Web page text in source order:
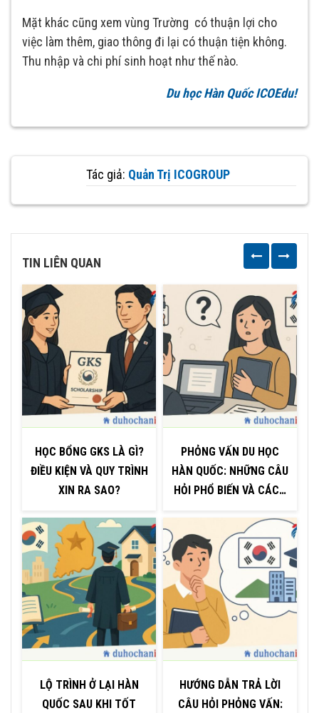
Mặt khác cũng xem vùng Trường có thuận lợi cho
việc làm thêm, giao thông đi lại có thuận tiện không.
Thu nhập và chi phí sinh hoạt như thế nào.
Du học Hàn Quốc ICOEdu!
Tác giả: Quản Trị ICOGROUP
TIN LIÊN QUAN
HỌC BỔNG GKS LÀ GÌ?
ĐIỀU KIỆN VÀ QUY TRÌNH
XIN RA SAO?
LỘ TRÌNH Ở LẠI HÀN
QUỐC SAU KHI TỐT
PHỎNG VẤN DU HỌC
HÀN QUỐC: NHỮNG CÂU
HỎI PHỔ BIẾN VÀ CÁCH
HƯỚNG DẪN TRẢ LỜI
CÂU HỎI PHỎNG VẤN: